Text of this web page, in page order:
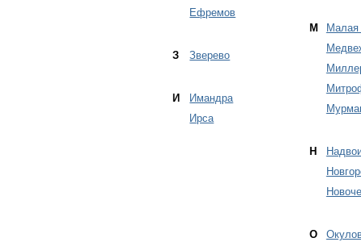
Ефремов
З Зверево
И
Имандра
Ирса
М
Н
О